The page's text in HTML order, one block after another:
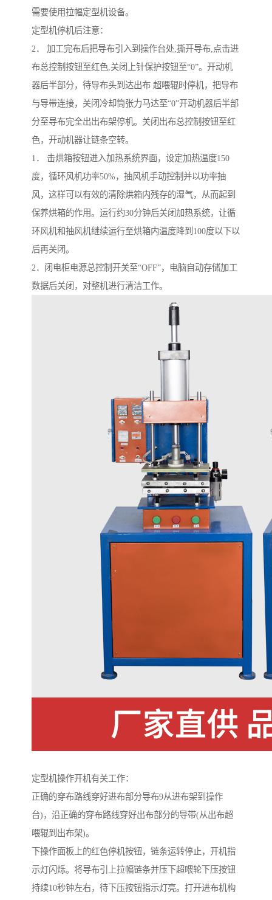
需要使用拉幅定型机设备。
定型机停机后注意：
2． 加工完布后把导布引入到操作台处,撕开导布,点击进
布总控制按钮至红色,关闭上针保护按钮至“0”。开动机
器后半部分，待导布头到达出布 超喂辊时停机，把导布
与导带连接，关闭冷却筒张力马达至“0”开动机器后半部
分至导布完全出出布架停机。关闭出布总控制按钮至红
色，开动机器让链条空转。
1． 击烘箱按钮进入加热系统界面，设定加热温度150
度，循环风机功率50%，抽风机手动控制并以功率抽
风，这样可以有效的清除烘箱内残存的湿气，从而起到
保养烘箱的作用。运行约30分钟后关闭加热系统，让循
环风机和抽风机继续运行至烘箱内温度降到100度以下以
后再关闭。
2．闭电柜电源总控制开关至“OFF”，电脑自动存储加工
数据后关闭，对整机进行清洁工作。
定型机操作开机有关工作：
正确的穿布路线穿好进布部分导布9从进布架到操作
台)，沿正确的穿布路线穿好出布部分的导带(从出布超
喂辊到出布架)。
下操作面板上的红色停机按钮，链条运转停止，开机指
示灯闪烁。将导布引上拉幅链条并压下超喂轮下压按钮
持续10秒钟左右，待下压按钮指示灯亮。打开进布机构